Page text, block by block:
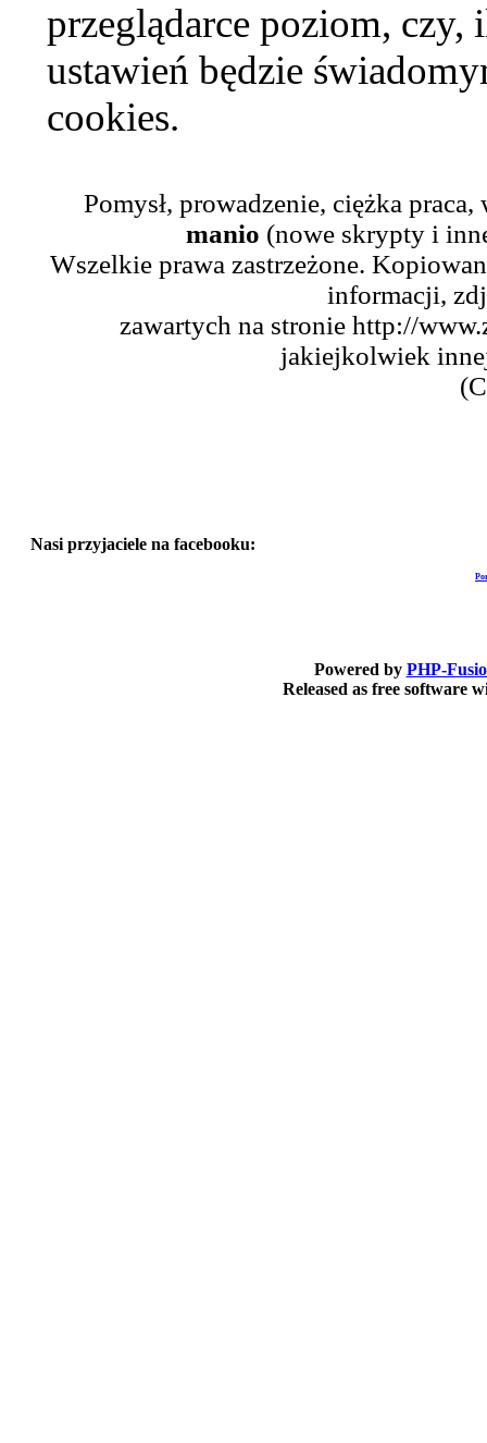
przeglądarce poziom,
ustawień będzie
cookies.
Pomysł, prowadzenie, ciężka
manio (nowe skrypty i
Wszelkie prawa zastrzeżone.
informacji,
zawartych na stronie http://
jakiejkolwiek
Nasi przyjaciele na facebooku:
Powered by PHP-
Released as free software